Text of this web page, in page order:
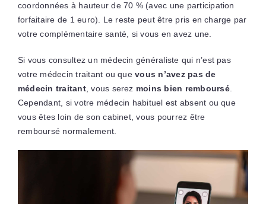
coordonnées à hauteur de 70 % (avec une participation
forfaitaire de 1 euro). Le reste peut être pris en charge par
votre complémentaire santé, si vous en avez une.
Si vous consultez un médecin généraliste qui n’est pas
votre médecin traitant ou quevous n’avez pas de
médecin traitant, vous serez moins bien remboursé.
Cependant, si votre médecin habituel est absent ou que
vous êtes loin de son cabinet, vous pourrez être
remboursé normalement.